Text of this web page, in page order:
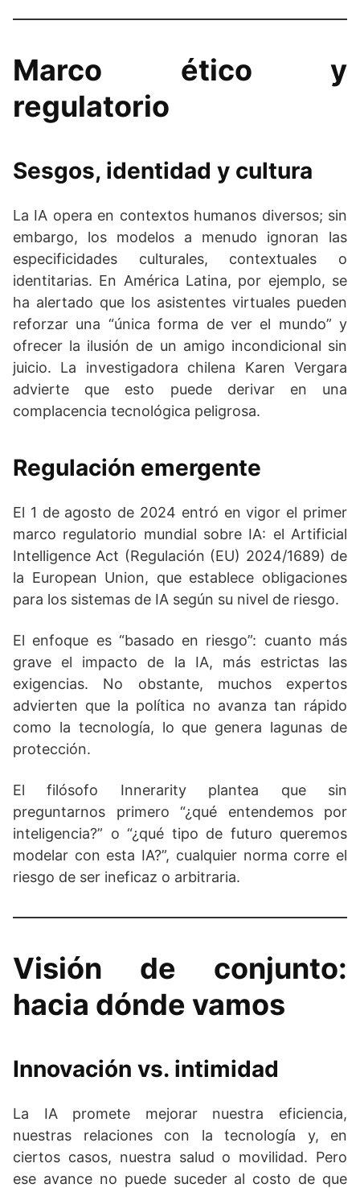
Marco ético y
regulatorio
Sesgos, identidad y cultura
La IA opera en contextos humanos diversos; sin
embargo, los modelos a menudo ignoran las
especificidades culturales, contextuales o
identitarias. En América Latina, por ejemplo, se
ha alertado que los asistentes virtuales pueden
reforzar una “única forma de ver el mundo” y
ofrecer la ilusión de un amigo incondicional sin
juicio. La investigadora chilena Karen Vergara
advierte que esto puede derivar en una
complacencia tecnológica peligrosa.
Regulación emergente
El 1 de agosto de 2024 entró en vigor el primer
marco regulatorio mundial sobre IA: el Artificial
Intelligence Act (Regulación (EU) 2024/1689) de
la European Union, que establece obligaciones
para los sistemas de IA según su nivel de riesgo.
El enfoque es “basado en riesgo”: cuanto más
grave el impacto de la IA, más estrictas las
exigencias. No obstante, muchos expertos
advierten que la política no avanza tan rápido
como la tecnología, lo que genera lagunas de
protección.
El filósofo Innerarity plantea que sin
preguntarnos primero “¿qué entendemos por
inteligencia?” o “¿qué tipo de futuro queremos
modelar con esta IA?”, cualquier norma corre el
riesgo de ser ineficaz o arbitraria.
Visión de conjunto:
hacia dónde vamos
Innovación vs. intimidad
La IA promete mejorar nuestra eficiencia,
nuestras relaciones con la tecnología y, en
ciertos casos, nuestra salud o movilidad. Pero
ese avance no puede suceder al costo de que